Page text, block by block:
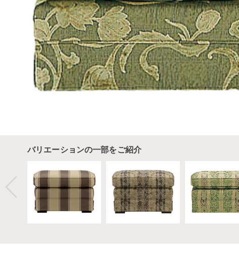
バリエーションの一部をご紹介